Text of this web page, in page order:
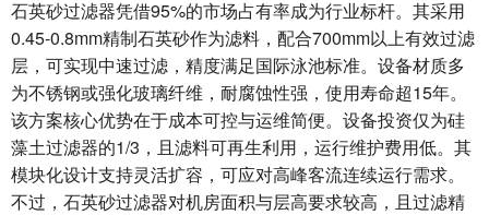
石英砂过滤器凭借95%的市场占有率成为行业标杆。其采用
0.45-0.8mm精制石英砂作为滤料，配合700mm以上有效过滤
层，可实现中速过滤，精度满足国际泳池标准。设备材质多
为不锈钢或强化玻璃纤维，耐腐蚀性强，使用寿命超15年。
该方案核心优势在于成本可控与运维简便。设备投资仅为硅
藻土过滤器的1/3，且滤料可再生利用，运行维护费用低。其
模块化设计支持灵活扩容，可应对高峰客流连续运行需求。
不过，石英砂过滤器对机房面积与层高要求较高，且过滤精